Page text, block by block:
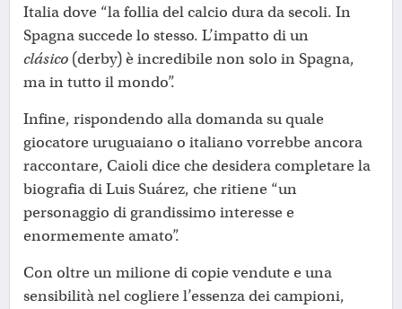
Italia dove “la follia del calcio dura da secoli. In
Spagna succede lo stesso. L’impatto di un
clásico (derby) è incredibile non solo in Spagna,
ma in tutto il mondo”.
Infine, rispondendo alla domanda su quale
giocatore uruguaiano o italiano vorrebbe ancora
raccontare, Caioli dice che desidera completare la
biografia di Luis Suárez, che ritiene “un
personaggio di grandissimo interesse e
enormemente amato”.
Con oltre un milione di copie vendute e una
sensibilità nel cogliere l’essenza dei campioni,